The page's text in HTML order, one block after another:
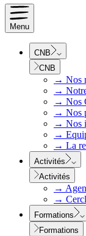
Menu
CNB
CNB
→ Nos
→
→ Nos
→ Nos
→ Nos
→
→ La
Activités
Activités
→
→
Formations
Formations